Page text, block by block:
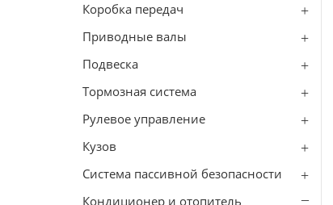
Коробка передач
Приводные валы
Подвеска
Тормозная система
Рулевое управление
Кузов
Система пассивной безопасности
Кондиционер и отопитель